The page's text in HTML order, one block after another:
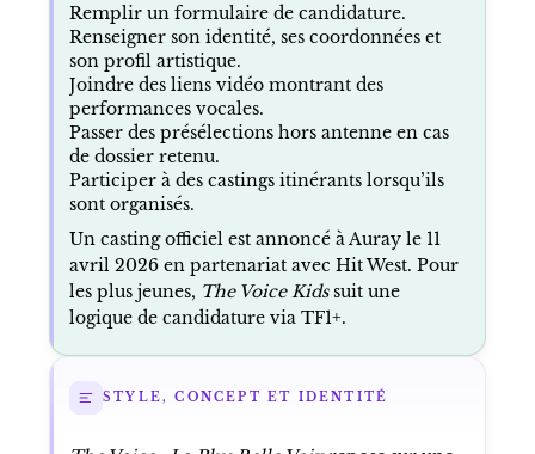
Remplir un formulaire de candidature.
Renseigner son identité, ses coordonnées et
son profil artistique.
Joindre des liens vidéo montrant des
performances vocales.
Passer des présélections hors antenne en cas
de dossier retenu.
Participer à des castings itinérants lorsqu’ils
sont organisés.
Un casting officiel est annoncé à Auray le 11
avril 2026 en partenariat avec Hit West. Pour
les plus jeunes, The Voice Kidssuit une
logique de candidature via TF1+.
STYLE, CONCEPT ET IDENTITÉ